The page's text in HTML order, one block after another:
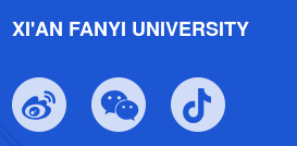
XI'AN FANYI UNIVERSITY